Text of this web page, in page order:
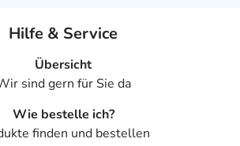
Hilfe & Service
Übersicht
sind gern für Sie da
Wie bestelle ich?
finden und bestellen